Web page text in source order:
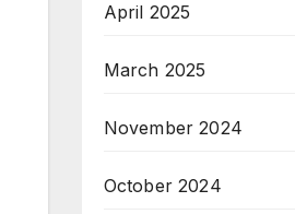
April 2025
March 2025
November 2024
October 2024